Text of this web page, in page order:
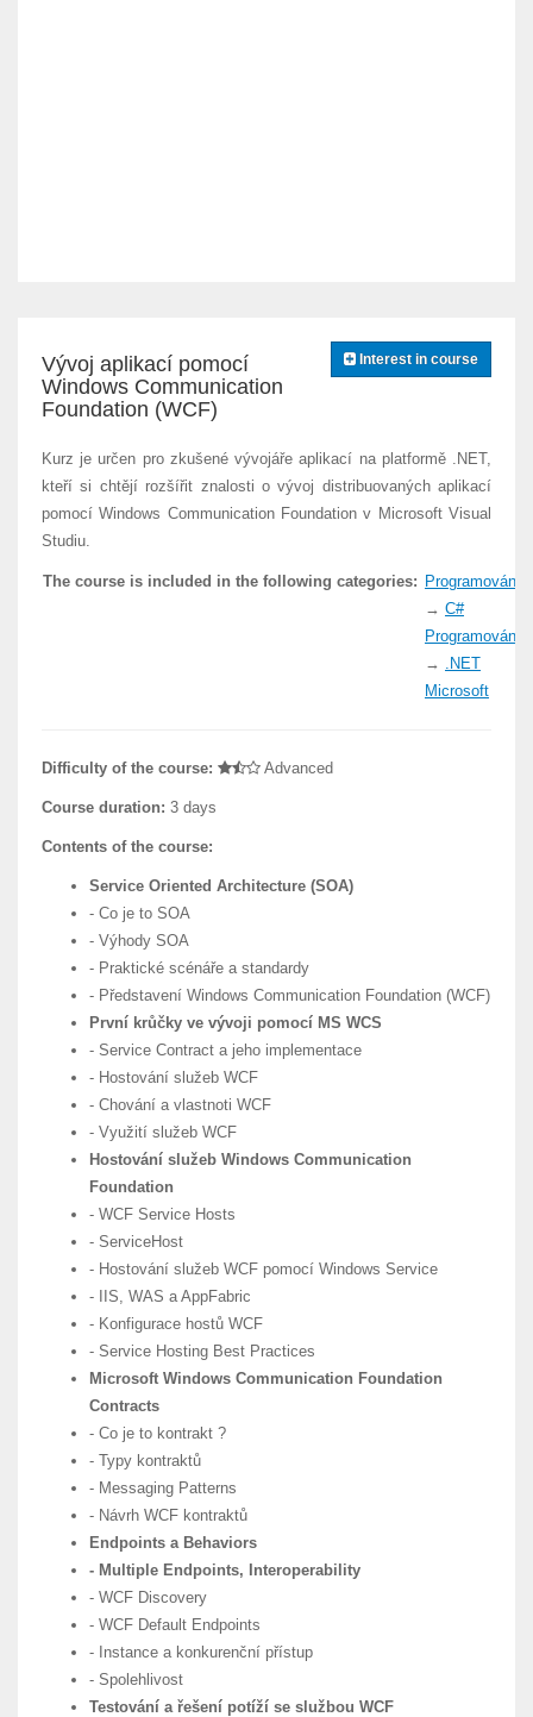
Interest in course
Vývoj aplikací pomocí
Windows Communication
Foundation (WCF)
Kurz je určen pro zkušené vývojáře aplikací na platformě .NET,
kteří si chtějí rozšířit znalosti o vývoj distribuovaných aplikací
pomocí Windows Communication Foundation v Microsoft Visual
Studiu.
The course is included in the following categories: Programování
→ C#
Programování
→ .NET
Microsoft
Difficulty of the course: Advanced
Course duration: 3 days
Contents of the course:
Service Oriented Architecture (SOA)
- Co je to SOA
- Výhody SOA
- Praktické scénáře a standardy
- Představení Windows Communication Foundation (WCF)
První krůčky ve vývoji pomocí MS WCS
- Service Contract a jeho implementace
- Hostování služeb WCF
- Chování a vlastnoti WCF
- Využití služeb WCF
Hostování služeb Windows Communication
Foundation
- WCF Service Hosts
- ServiceHost
- Hostování služeb WCF pomocí Windows Service
- IIS, WAS a AppFabric
- Konfigurace hostů WCF
- Service Hosting Best Practices
Microsoft Windows Communication Foundation
Contracts
- Co je to kontrakt ?
- Typy kontraktů
- Messaging Patterns
- Návrh WCF kontraktů
Endpoints a Behaviors
- Multiple Endpoints, Interoperability
- WCF Discovery
- WCF Default Endpoints
- Instance a konkurenční přístup
- Spolehlivost
Testování a řešení potíží se službou WCF